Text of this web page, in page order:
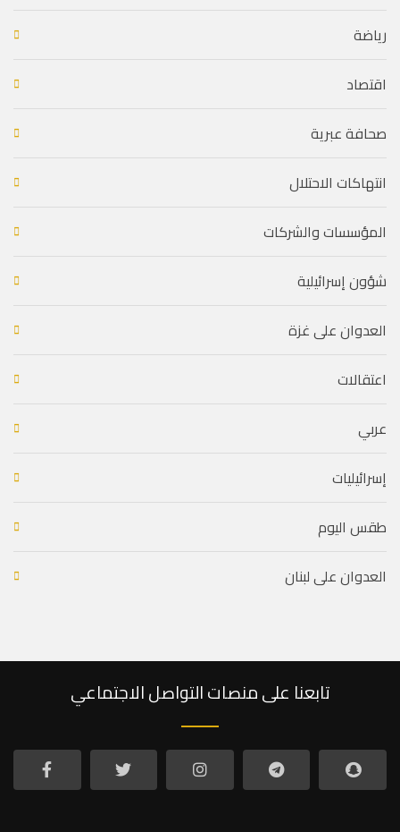
رياضة
اقتصاد
صحافة عبرية
انتهاكات الاحتلال
المؤسسات والشركات
شؤون إسرائيلية
العدوان على غزة
اعتقالات
عربي
إسرائيليات
طقس اليوم
العدوان على لبنان
تابعنا على منصات التواصل الاجتماعي